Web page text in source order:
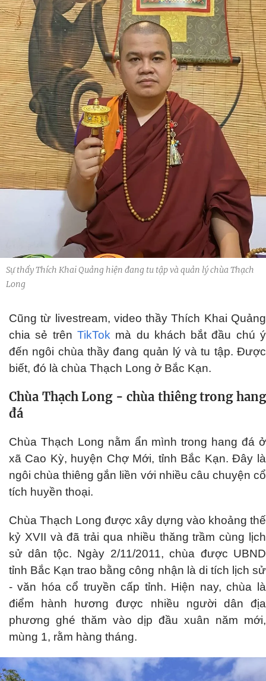
Sự thầy Thích Khai Quảng hiện đang tu tập và quản lý chùa Thạch
Long
Cũng từ livestream, video thầy Thích Khai Quảng
chia sẻ trên TikTok mà du khách bắt đầu chú ý
đến ngôi chùa thầy đang quản lý và tu tập. Được
biết, đó là chùa Thạch Long ở Bắc Kạn.
Chùa Thạch Long - chùa thiêng trong hang
đá
Chùa Thạch Long nằm ẩn mình trong hang đá ở
xã Cao Kỳ, huyện Chợ Mới, tỉnh Bắc Kạn. Đây là
ngôi chùa thiêng gắn liền với nhiều câu chuyện cổ
tích huyền thoại.
Chùa Thạch Long được xây dựng vào khoảng thế
kỷ XVII và đã trải qua nhiều thăng trầm cùng lịch
sử dân tộc. Ngày 2/11/2011, chùa được UBND
tỉnh Bắc Kạn trao bằng công nhận là di tích lịch sử
- văn hóa cổ truyền cấp tỉnh. Hiện nay, chùa là
điểm hành hương được nhiều người dân địa
phương ghé thăm vào dịp đầu xuân năm mới,
mùng 1, rằm hàng tháng.